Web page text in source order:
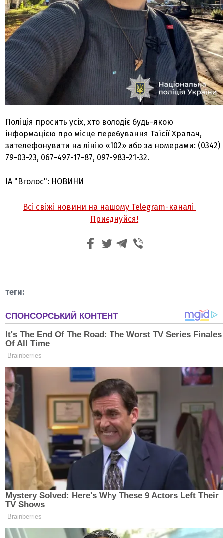
Поліція просить усіх, хто володіє будь-якою
інформацією про місце перебування Таїсії Храпач,
зателефонувати на лінію «102» або за номерами: (0342)
79-03-23, 067-497-17-87, 097-983-21-32.
ІА "Вголос": НОВИНИ
Всі свіжі новини на нашому Telegram-каналі
Приєднуйся!